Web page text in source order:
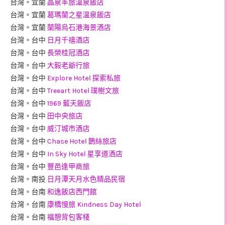
台灣。宜蘭 晶泉丰旅溫泉飯店
台灣。宜蘭葛瑪蘭之星溫泉飯店
台灣。宜蘭蘭陽烏石港海景酒店
台灣。台中 日月千禧酒店
台灣。台中 長榮桂冠酒店
台灣。台中 大毅老爺行旅
台灣。台中 Explore Hotel 探索私旅
台灣。台中 Treeart Hotel 璞樹文旅
台灣。台中 1969 藍天飯店
台灣。台中 田中央旅店
台灣。台中 威汀城市酒店
台灣。台中 Chase Hotel 鵲絲旅店
台灣。台中 In Sky Hotel 星享道酒店
台灣。台中 豐邑逢甲商旅
台灣。南投 日月潭天月水色精品民宿
台灣。台南和逸飯店西門館
台灣。台南 康橋慢旅 Kindness Day Hotel
台灣。台南福憩背包客棧